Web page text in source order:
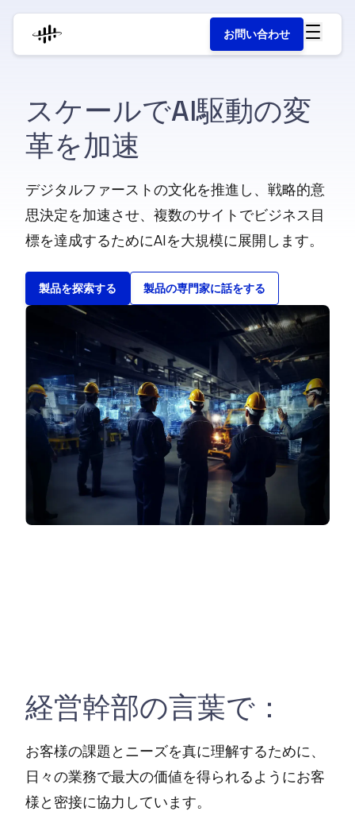
お問い合わせ
スケールでAI駆動の変
革を加速
デジタルファーストの文化を推進し、戦略的意
思決定を加速させ、複数のサイトでビジネス目
標を達成するためにAIを大規模に展開します。
製品を探索する 製品の専門家に話をする
経営幹部の言葉で：
お客様の課題とニーズを真に理解するために、
日々の業務で最大の価値を得られるようにお客
様と密接に協力しています。